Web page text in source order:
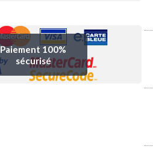
Paiement 100%
sécurisé